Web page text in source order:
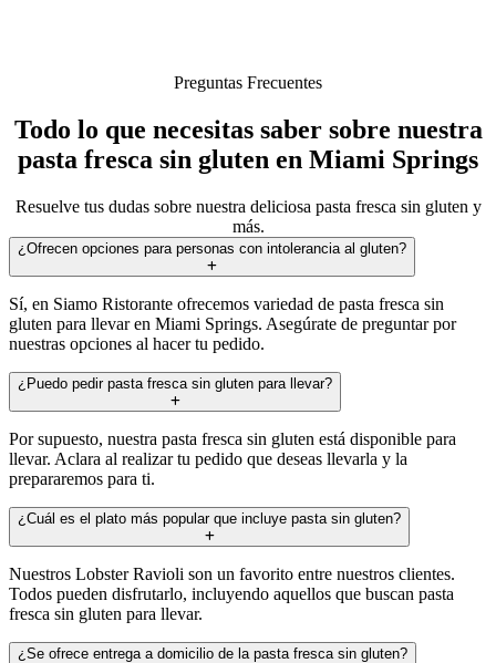
Preguntas Frecuentes
Todo lo que necesitas saber sobre nuestra
pasta fresca sin gluten en Miami Springs
Resuelve tus dudas sobre nuestra deliciosa pasta fresca sin gluten y
más.
¿Ofrecen opciones para personas con intolerancia al gluten?
Sí, en Siamo Ristorante ofrecemos variedad de pasta fresca sin
gluten para llevar en Miami Springs. Asegúrate de preguntar por
nuestras opciones al hacer tu pedido.
¿Puedo pedir pasta fresca sin gluten para llevar?
Por supuesto, nuestra pasta fresca sin gluten está disponible para
llevar. Aclara al realizar tu pedido que deseas llevarla y la
prepararemos para ti.
¿Cuál es el plato más popular que incluye pasta sin gluten?
Nuestros Lobster Ravioli son un favorito entre nuestros clientes.
Todos pueden disfrutarlo, incluyendo aquellos que buscan pasta
fresca sin gluten para llevar.
¿Se ofrece entrega a domicilio de la pasta fresca sin gluten?